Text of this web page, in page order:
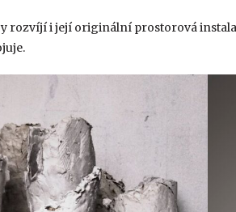
rozvíjí i její originální prostorová